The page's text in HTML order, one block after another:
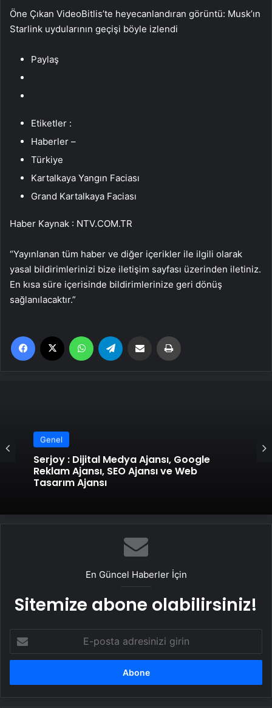
Öne Çıkan VideoBitlis’te heyecanlandıran görüntü: Musk’ın
Starlink uydularının geçişi böyle izlendi
Paylaş
Etiketler :
Haberler –
Türkiye
Kartalkaya Yangın Faciası
Grand Kartalkaya Faciası
Haber Kaynak : NTV.COM.TR
“Yayınlanan tüm haber ve diğer içerikler ile ilgili olarak
yasal bildirimlerinizi bize iletişim sayfası üzerinden iletiniz.
En kısa süre içerisinde bildirimlerinize geri dönüş
sağlanılacaktır.”
Facebook WhatsApp Email'den paylaş
Reklam Ajansı, SEO Ajansı ve Web
Genel
Taşımacılık Yazılımı
En Güncel Haberler İçin
Sitemize abone olabilirsiniz!
posta
adresinizi